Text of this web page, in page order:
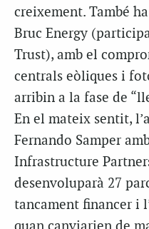
creixement. També
Bruc Energy
Trust), amb el
centrals eòliques i
arribin a la fase de
En el mateix sentit,
Fernando Samper
Infrastructure
desenvoluparà 27
tancament financer i